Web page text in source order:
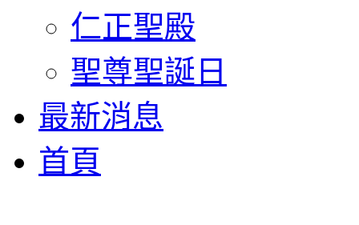
仁正聖殿
聖尊聖誕日
最新消息
首頁